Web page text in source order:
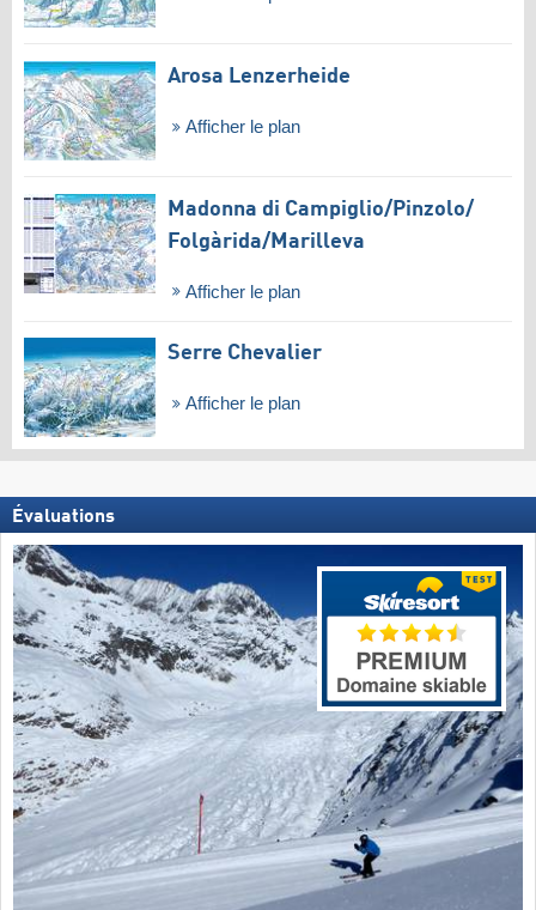
Arosa Lenzerheide
Afficher le plan
Madonna di Campiglio/​Pinzolo/​
Folgàrida/​Marilleva
Afficher le plan
Serre Chevalier
Afficher le plan
Évaluations